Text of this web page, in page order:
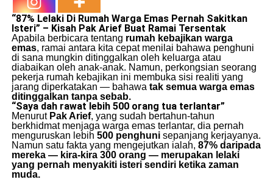
“87% Lelaki Di Rumah Warga Emas Pernah Sakitkan
Isteri” – Kisah Pak Arief Buat Ramai Tersentak
Apabila berbicara tentang rumah kebajikan warga
emas, ramai antara kita cepat menilai bahawa penghuni
di sana mungkin ditinggalkan oleh keluarga atau
diabaikan oleh anak-anak. Namun, perkongsian seorang
pekerja rumah kebajikan ini membuka sisi realiti yang
jarang diperkatakan — bahawa tak semua warga emas
ditinggalkan tanpa sebab.
“Saya dah rawat lebih 500 orang tua terlantar”
Menurut Pak Arief, yang sudah bertahun-tahun
berkhidmat menjaga warga emas terlantar, dia pernah
menguruskan lebih 500 penghunisepanjang kerjayanya.
Namun satu fakta yang mengejutkan ialah, 87% daripada
mereka — kira-kira 300 orang — merupakan lelaki
yang pernah menyakiti isteri sendiri ketika zaman
muda.